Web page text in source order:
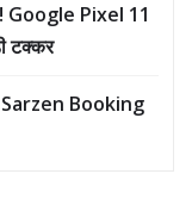
Google Pixel 11
टक्कर
Booking